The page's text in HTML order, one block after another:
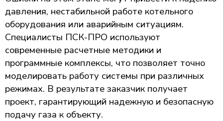
давления, нестабильной работе котельного
оборудования или аварийным ситуациям.
Специалисты ПСК-ПРО используют
современные расчетные методики и
программные комплексы, что позволяет точно
моделировать работу системы при различных
режимах. В результате заказчик получает
проект, гарантирующий надежную и безопасную
подачу газа к объекту.